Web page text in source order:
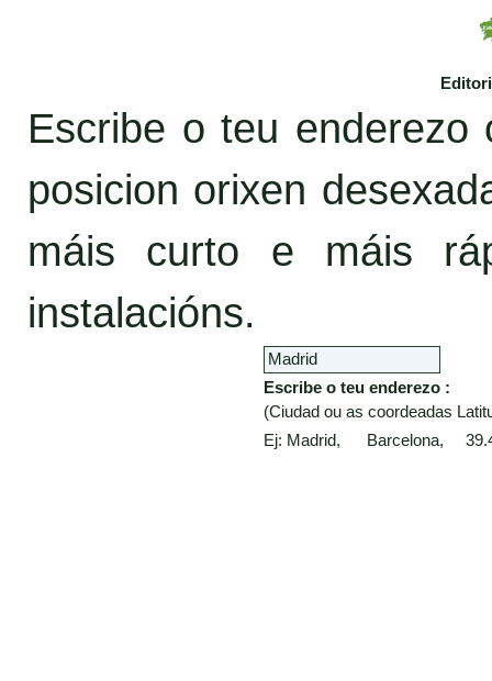
Escribe o teu
posicion orixen
máis curto e máis
instalacións.
Escribe o teu enderezo :
(Ciudad ou as coordeadas
Ej: Madrid, Barcelona,